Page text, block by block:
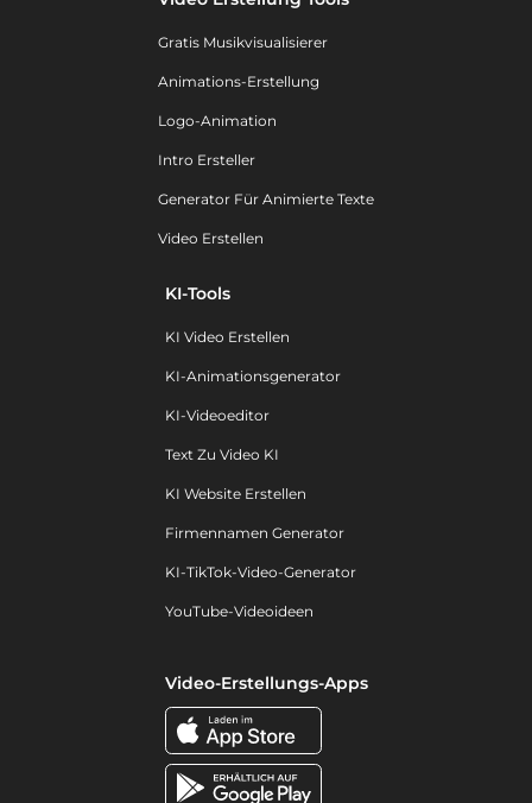
Gratis Musikvisualisierer
Animations-Erstellung
Logo-Animation
Intro Ersteller
Generator Für Animierte Texte
Video Erstellen
KI-Tools
KI Video Erstellen
KI-Animationsgenerator
KI-Videoeditor
Text Zu Video KI
KI Website Erstellen
Firmennamen Generator
KI-TikTok-Video-Generator
YouTube-Videoideen
Video-Erstellungs-Apps